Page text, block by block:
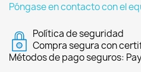
Póngase en contacto con el
Política de seguridad
Compra segura con
Métodos de pago seguros: